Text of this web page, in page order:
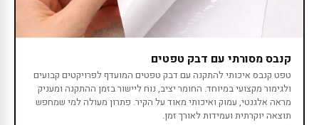
קנבס מסורתי עם דבק טפטים
טפט קנבס איכותי להתקנה עם דבק טפטים המועדף לפרויקטים קבועים
ולגימור מקצועי במיוחד. החומר יציב, נוח ליישור בזמן ההתקנה ומעניק
מראה אלגנטי, עמוק ואיכותי מאוד על הקיר. פתרון מעולה למי שמחפש
תוצאה יוקרתית ועמידות לאורך זמן.